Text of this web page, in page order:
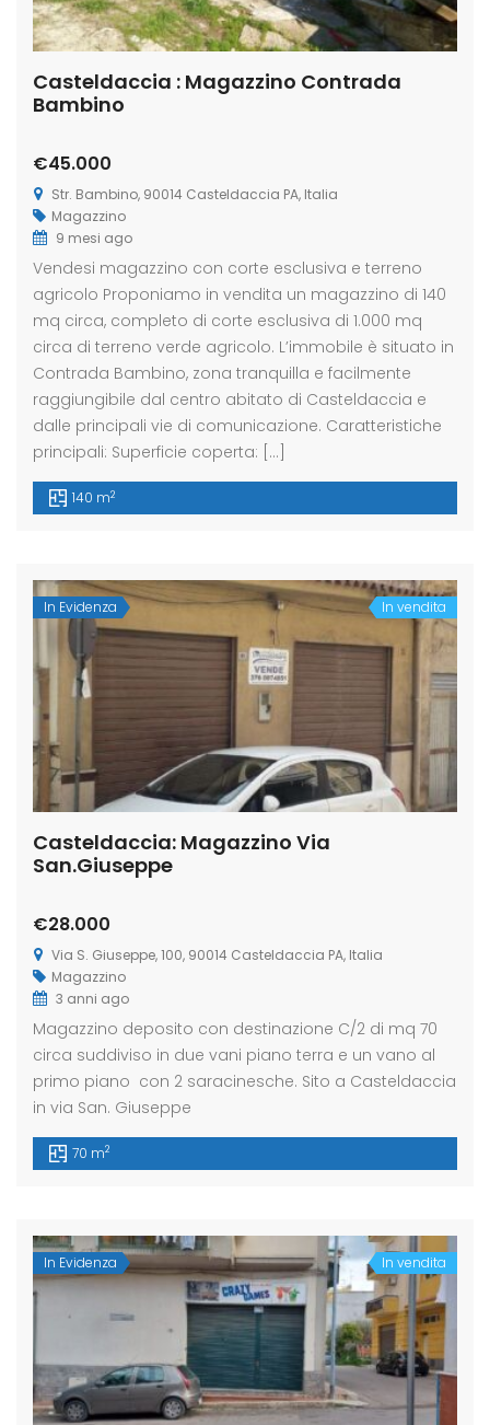
Casteldaccia : Magazzino Contrada
Bambino
€45.000
Str. Bambino, 90014 Casteldaccia PA, Italia
Magazzino
9 mesi ago
Vendesi magazzino con corte esclusiva e terreno
agricolo Proponiamo in vendita un magazzino di 140
mq circa, completo di corte esclusiva di 1.000 mq
circa di terreno verde agricolo. L’immobile è situato in
Contrada Bambino, zona tranquilla e facilmente
raggiungibile dal centro abitato di Casteldaccia e
dalle principali vie di comunicazione. Caratteristiche
principali: Superficie coperta: […]
140 m2
In Evidenza In vendita
Casteldaccia: Magazzino Via
San.Giuseppe
€28.000
Via S. Giuseppe, 100, 90014 Casteldaccia PA, Italia
Magazzino
3 anni ago
Magazzino deposito con destinazione C/2 di mq 70
circa suddiviso in due vani piano terra e un vano al
primo piano con 2 saracinesche. Sito a Casteldaccia
in via San. Giuseppe
70 m2
In Evidenza In vendita